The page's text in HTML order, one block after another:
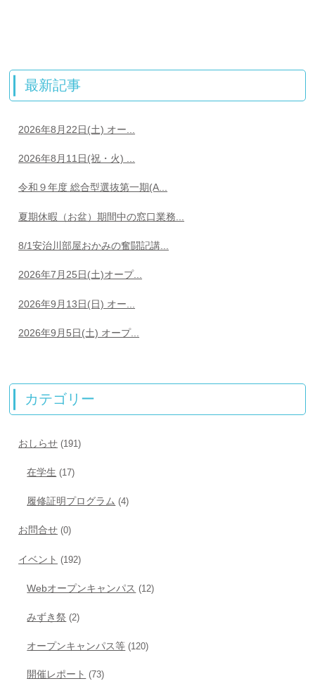
最新記事
2026年8月22日(土) オー...
2026年8月11日(祝・火) ...
令和９年度 総合型選抜第一期(A...
夏期休暇（お盆）期間中の窓口業務...
8/1安治川部屋おかみの奮闘記講...
2026年7月25日(土)オープ...
2026年9月13日(日) オー...
2026年9月5日(土) オープ...
カテゴリー
おしらせ (191)
在学生 (17)
履修証明プログラム (4)
お問合せ (0)
イベント (192)
Webオープンキャンパス (12)
みずき祭 (2)
オープンキャンパス等 (120)
開催レポート (73)